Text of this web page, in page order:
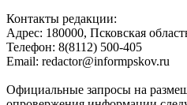
Контакты редакции:
Адреc: 180000, Псковская
Телефон: 8(8112) 500-405
Email: redactor@informpskov.ru
Официальные запросы на